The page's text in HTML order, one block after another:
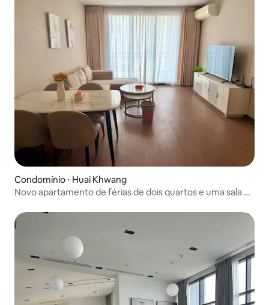
Condomínio ⋅ Huai Khwang
Novo apartamento de férias de dois quartos e uma sala de
panorâmica C12C